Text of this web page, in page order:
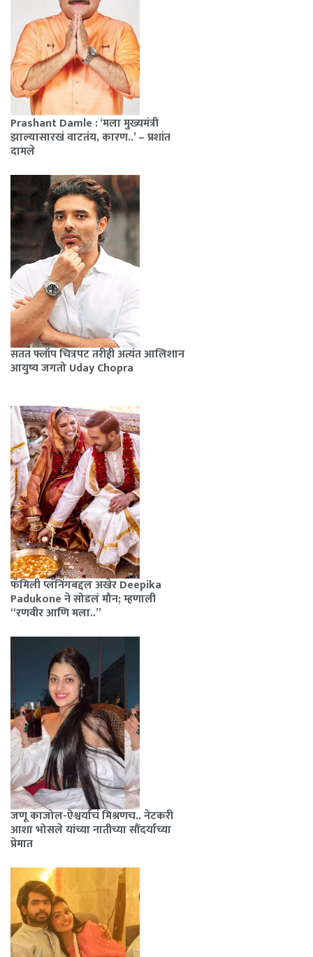
Prashant Damle : ‘मला मुख्यमंत्री
झाल्यासारखं वाटतंय, कारण..’ – प्रशांत
दामले
सतत फ्लॉप चित्रपट तरीही अत्यंत आलिशान
आयुष्य जगतो Uday Chopra
फॅमिली प्लॅनिंगबद्दल अखेर Deepika
Padukone ने सोडलं मौन; म्हणाली
“रणवीर आणि मला..”
जणू काजोल-ऐश्वर्याचं मिश्रणच.. नेटकरी
आशा भोसले यांच्या नातीच्या सौंदर्याच्या
प्रेमात